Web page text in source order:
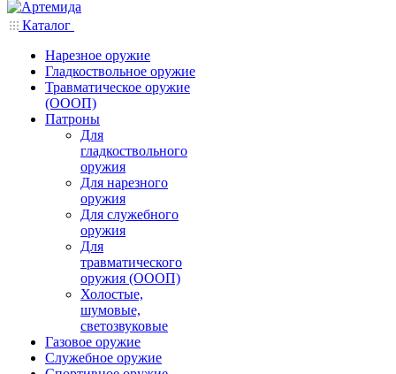
Каталог
Нарезное оружие
Гладкоствольное оружие
Травматическое оружие
(ОООП)
Патроны
Для
гладкоствольного
оружия
Для нарезного
оружия
Для служебного
оружия
Для
травматического
оружия (ОООП)
Холостые,
шумовые,
светозвуковые
Газовое оружие
Служебное оружие